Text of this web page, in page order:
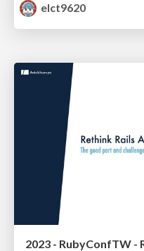
elct9620
2023 - RubyConfTW -